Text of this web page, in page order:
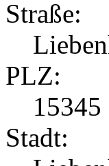
Straße:
PLZ:
15345
Stadt: